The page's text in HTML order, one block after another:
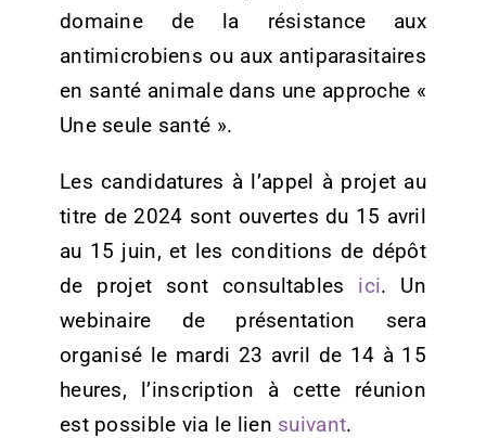
domaine de la résistance aux
antimicrobiens ou aux antiparasitaires
en santé animale dans une approche «
Une seule santé ».
Les candidatures à l’appel à projet au
titre de 2024 sont ouvertes du 15 avril
au 15 juin, et les conditions de dépôt
de projet sont consultables ici. Un
webinaire de présentation sera
organisé le mardi 23 avril de 14 à 15
heures, l’inscription à cette réunion
est possible via le lien suivant.